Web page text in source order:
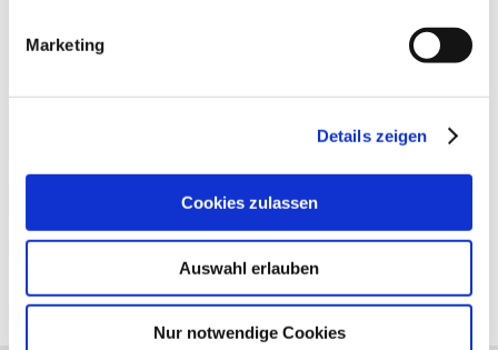
Marketing
Details zeigen
Cookies zulassen
Auswahl erlauben
Nur notwendige Cookies
Gemarkung:
KALKSTEIN/RENDZINA
SAND/RIGOSOL